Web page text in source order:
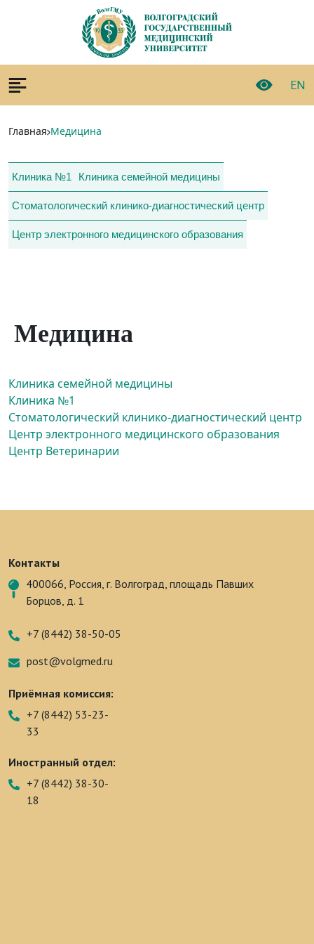
EN
Главная Медицина
Клиника №1 Клиника семейной медицины
Стоматологический клинико-диагностический центр
Центр электронного медицинского образования
Медицина
Клиника семейной медицины
Клиника №1
Стоматологический клинико-диагностический центр
Центр электронного медицинского образования
Центр Ветеринарии
Контакты
400066, Россия, г. Волгоград, площадь Павших
Борцов, д. 1
+7 (8442) 38-50-05
post@volgmed.ru
Приёмная комиссия:
+7 (8442) 53-23-
33
Иностранный отдел:
+7 (8442) 38-30-
18